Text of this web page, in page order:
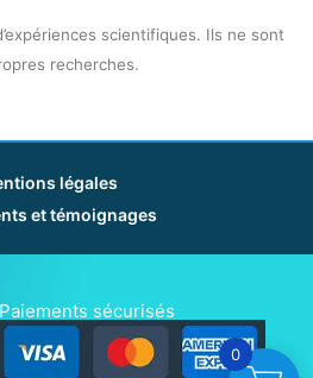
scientifiques. Ils ne sont
recherches.
légales
et témoignages
Paiements sécurisés
0